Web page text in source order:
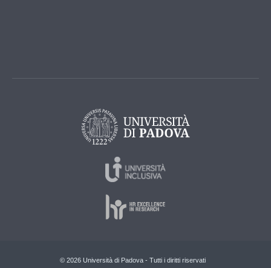
© 2026 Università di Padova - Tutti i diritti riservati